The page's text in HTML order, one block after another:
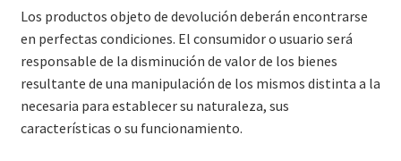
Los productos objeto de devolución deberán encontrarse
en perfectas condiciones. El consumidor o usuario será
responsable de la disminución de valor de los bienes
resultante de una manipulación de los mismos distinta a la
necesaria para establecer su naturaleza, sus
características o su funcionamiento.